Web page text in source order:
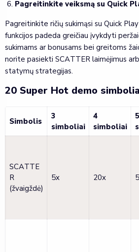
Pagreitinkite veiksmą su Quick
Pagreitinkite ričių sukimąsi su Quick
funkcijos padeda greičiau įvykdyti
sukimams ar bonusams bei greitoms
norite pasiekti SCATTER laimėjimus
statymų strategijas.
20 Super Hot demo
Simbolis
3
simboliai
4
simboliai
5
SCATTE
R
(žvaigždė)
5x 20x